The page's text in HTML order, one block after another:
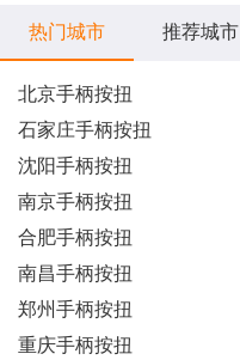
热门城市 推荐城市
北京手柄按扭
石家庄手柄按扭
沈阳手柄按扭
南京手柄按扭
合肥手柄按扭
南昌手柄按扭
郑州手柄按扭
重庆手柄按扭